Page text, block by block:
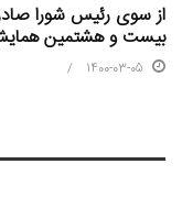
از سوی رئیس شورا
بیست و هشتمین
1400-03-05